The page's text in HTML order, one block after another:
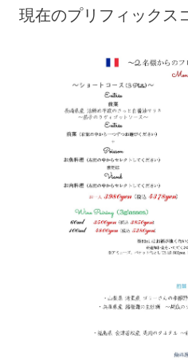
現在のプリフィックス